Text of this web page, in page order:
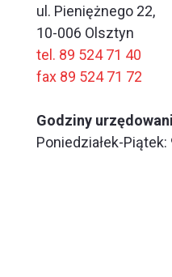
ul. Pieniężnego 22,
10-006 Olsztyn
tel. 89 524 71 40
fax 89 524 71 72
Godziny
Poniedziałek-Piątek: